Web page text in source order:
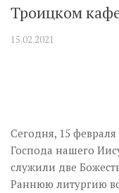
Троицком
15.02.2021
Сегодня, 15
Господа нашего
служили две
Раннюю литургию